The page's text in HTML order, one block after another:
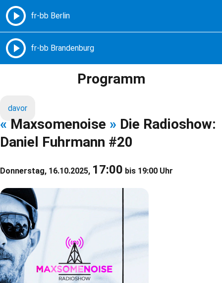
Freie Radios – Berlin Brandenburg
Programm
davor
« Maxsomenoise » Die Radioshow:
Daniel Fuhrmann #20
Donnerstag, 16.10.2025, 17:00 bis 19:00 Uhr